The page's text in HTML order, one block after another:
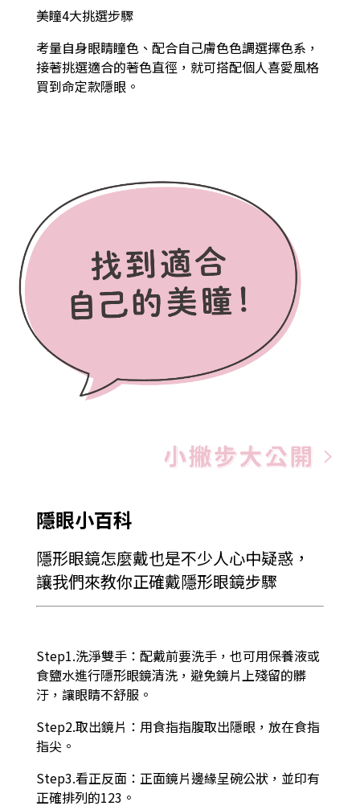
美瞳4大挑選步驟
考量自身眼睛瞳色、配合自己膚色色調選擇色系，
接著挑選適合的著色直徑，就可搭配個人喜愛風格
買到命定款隱眼。
隱眼小百科
隱形眼鏡怎麼戴也是不少人心中疑惑，
讓我們來教你正確戴隱形眼鏡步驟
Step1.洗淨雙手：配戴前要洗手，也可用保養液或
食鹽水進行隱形眼鏡清洗，避免鏡片上殘留的髒
汙，讓眼睛不舒服。
Step2.取出鏡片：用食指指腹取出隱眼，放在食指
指尖。
Step3.看正反面：正面鏡片邊緣呈碗公狀，並印有
正確排列的123。